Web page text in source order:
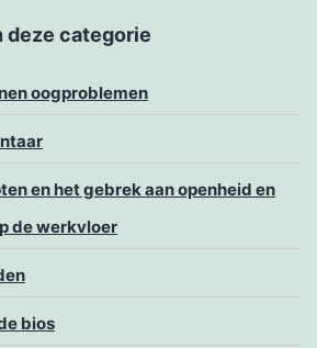
categorie
oogproblemen
en het gebrek aan openheid en
de werkvloer
bios